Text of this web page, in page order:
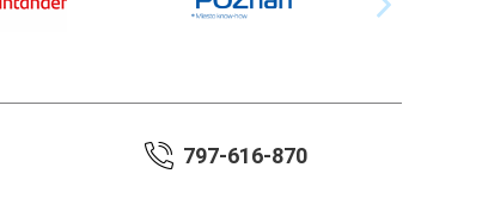
797-616-870